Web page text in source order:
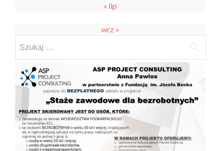
« lip
wrz »